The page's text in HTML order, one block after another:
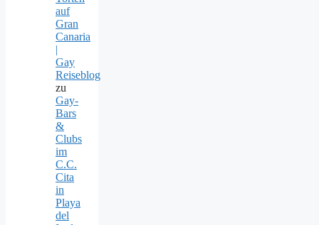
auf
Gran
Canaria
|
Gay
Reiseblog
zu
Gay-
Bars
&
Clubs
im
C.C.
Cita
in
Playa
del